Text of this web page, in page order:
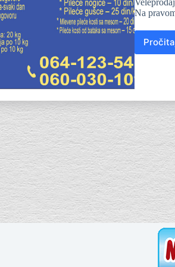
Na